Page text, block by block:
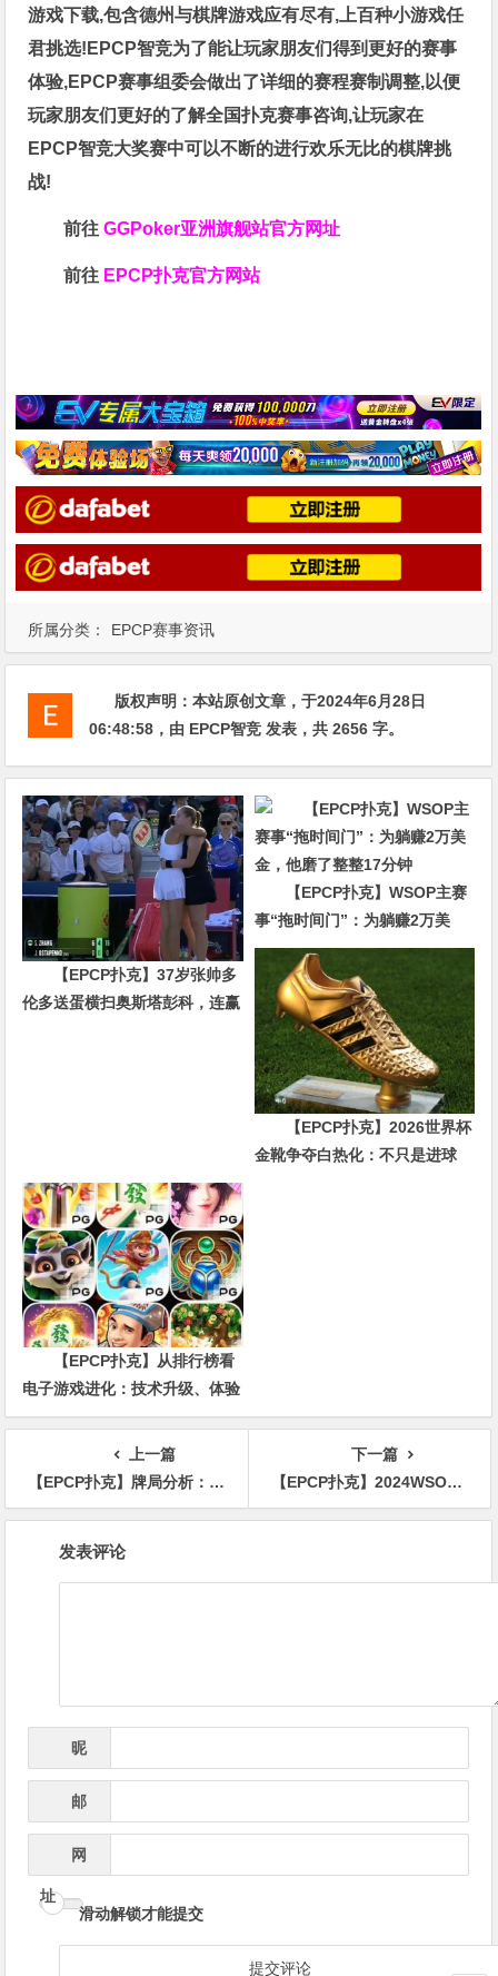
所属分类： EPCP赛事资讯
游戏下载,包含德州与棋牌游戏应有尽有,上百种小游戏任
君挑选!EPCP智竞为了能让玩家朋友们得到更好的赛事
体验,EPCP赛事组委会做出了详细的赛程赛制调整,以便
玩家朋友们更好的了解全国扑克赛事咨询,让玩家在
EPCP智竞大奖赛中可以不断的进行欢乐无比的棋牌挑
战!
前往GGPoker亚洲旗舰站官方网址
前往 EPCP扑克官方网站
版权声明：本站原创文章，于2024年6月28日
06:48:58 ，由 EPCP智竞 发表，共 2656 字。
【EPCP扑克】37岁张帅多
伦多送蛋横扫奥斯塔彭科，连赢
【EPCP扑克】WSOP主赛
事“拖时间门”：为躺赚2万美
金，他磨了整整17分钟
【EPCP扑克】2026世界杯
金靴争夺白热化：不只是进球
【EPCP扑克】从排行榜看
电子游戏进化：技术升级、体验
创新与未来趋势
上一篇
【EPCP扑克】牌局分析：河牌猜猜乐，能不能call？
下一篇
【EPCP扑克】2024WSOP｜金手链大爆发 五场比赛诞生冠军 Yuri Dzivielevski斩获第5条金手链
发表评论
昵
邮
网
址
滑动解锁才能提交